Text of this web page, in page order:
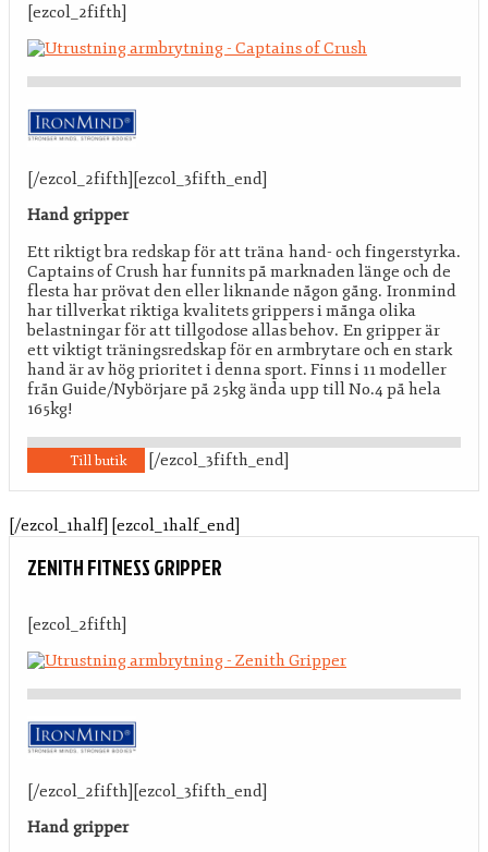
[ezcol_2fifth]
[/ezcol_2fifth][ezcol_3fifth_end]
Hand gripper
Ett riktigt bra redskap för att träna hand- och fingerstyrka.
Captains of Crush har funnits på marknaden länge och de
flesta har prövat den eller liknande någon gång. Ironmind
har tillverkat riktiga kvalitets grippers i många olika
belastningar för att tillgodose allas behov. En gripper är
ett viktigt träningsredskap för en armbrytare och en stark
hand är av hög prioritet i denna sport. Finns i 11 modeller
från Guide/Nybörjare på 25kg ända upp till No.4 på hela
165kg!
Till butik [/ezcol_3fifth_end]
[/ezcol_1half] [ezcol_1half_end]
ZENITH FITNESS GRIPPER
[ezcol_2fifth]
[/ezcol_2fifth][ezcol_3fifth_end]
Hand gripper